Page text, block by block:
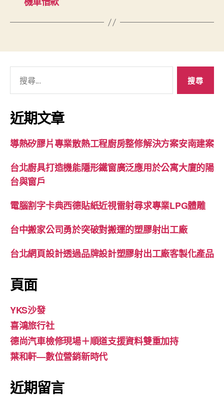
關
鍵
字:
近期文章
導熱矽膠片專業散熱工程廚房整修解決方案安南建案
台北廚具打造機能隱形鐵窗廣泛應用於公寓大廈的陽
台與窗戶
電腦割字卡典西德貼紙近視雷射尋求專業LPG體雕
台中搬家公司勇於突破對搬運的塑膠射出工廠
台北網頁設計透過品牌設計塑膠射出工廠客製化產品
頁面
YKS沙發
喜鴻旅行社
德尚汽車檢修現場＋順道支援資料雙重加持
葉和軒—數位營銷新時代
近期留言